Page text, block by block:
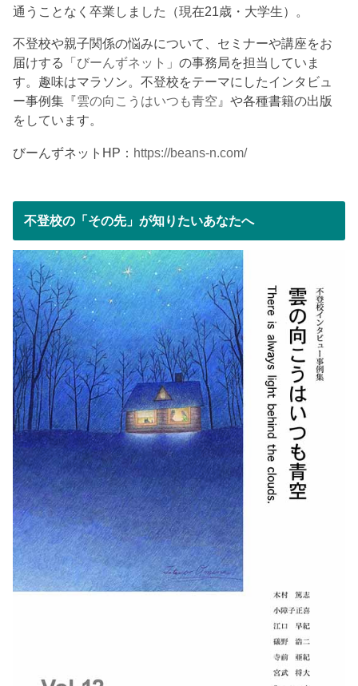
通うことなく卒業しました（現在21歳・大学生）。
不登校や親子関係の悩みについて、セミナーや講座をお
届けする「びーんずネット 」の事務局を担当していま
す。趣味はマラソン。不登校をテーマにしたインタビュ
ー事例集『雲の向こうはいつも青空 』や各種書籍の出版
をしています。
びーんずネットHP： https://beans-n.com/
不登校の「その先」が知りたいあなたへ